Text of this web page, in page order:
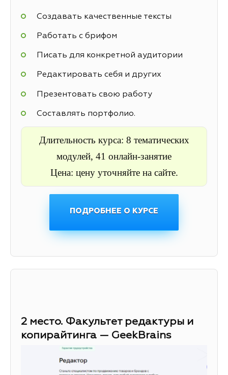
Создавать качественные тексты
Работать с брифом
Писать для конкретной аудитории
Редактировать себя и других
Презентовать свою работу
Составлять портфолио.
Длительность курса: 8 тематических
модулей, 41 онлайн-занятие
Цена: цену уточняйте на сайте.
ПОДРОБНЕЕ О КУРСЕ
2 место. Факультет редактуры и
копирайтинга — GeekBrains